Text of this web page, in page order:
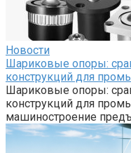
Новости
Шариковые опоры:
конструкций для
Шариковые опоры:
конструкций для
машиностроение